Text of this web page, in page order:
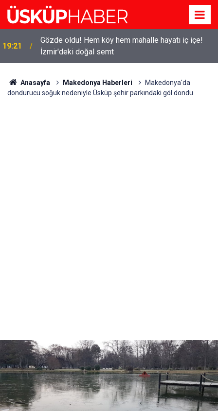
19:21
Gözde oldu! Hem köy hem mahalle hayatı iç içe!
İzmir'deki doğal semt
Anasayfa Makedonya Haberleri
Makedonya'da
dondurucu soğuk nedeniyle Üsküp şehir parkındaki göl dondu